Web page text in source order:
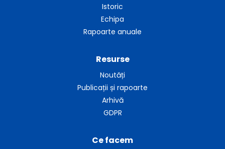
Istoric
Echipa
Rapoarte anuale
Ce facem
Resurse
Noutăți
Publicații și rapoarte
Arhivă
GDPR